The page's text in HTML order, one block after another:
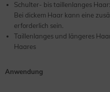
Schulter- bis taillenlanges
Bei dickem Haar kann eine
erforderlich sein.
Taillenlanges und längeres
Haares
Anwendung